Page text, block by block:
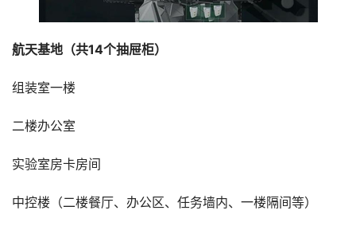
航天基地‌（共14个抽屉柜）
中控楼‌（二楼餐厅、办公区、任务墙内、一楼隔间等）